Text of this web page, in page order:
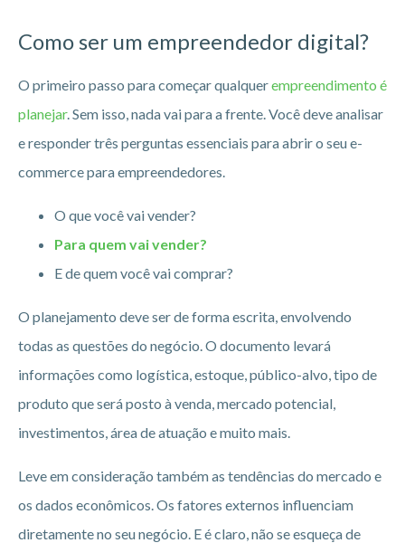
Como ser um empreendedor digital?
O primeiro passo para começar qualquerempreendimento é
planejar. Sem isso, nada vai para a frente. Você deve analisar
e responder três perguntas essenciais para abrir o seu e-
commerce para empreendedores.
O que você vai vender?
Para quem vai vender?
E de quem você vai comprar?
O planejamento deve ser de forma escrita, envolvendo
todas as questões do negócio. O documento levará
informações como logística, estoque, público-alvo, tipo de
produto que será posto à venda, mercado potencial,
investimentos, área de atuação e muito mais.
Leve em consideração também as tendências do mercado e
os dados econômicos. Os fatores externos influenciam
diretamente no seu negócio. E é claro, não se esqueça de